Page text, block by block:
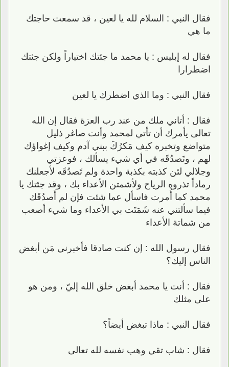
فقال النبي : السلام لله يا لعين ، قد سمعت حاجتك
ما هي
فقال له إبليس : يا محمد ما جئتك اختياراً ولكن جئتك
اضطرارا
فقال النبي : وما الذي اضطرك يا لعين
فقال : أتاني ملك من عند رب العزة فقال إن الله
تعالى يأمرك أن تأتي لمحمد وأنت صاغر ذليل
متواضع وتخبره كيف مَكرُكَ ببني آدم وكيف إغواؤك
لهم ، وتَصدُقَه في أي شيء يسألك ، فوعزتي
وجلالي لئن كذبته بكذبة واحدة ولم تَصدُقَه لأجعلنك
رماداً تذروه الرياح ولأشمتن الأعداء بك ، وقد جئتك يا
محمد كما أُمرت فاسأل عما شئت فإن لم أَصدُقَك
فيما سألتني عنه شَمَتَت بي الأعداء وما شيء أصعب
من شماتة الأعداء
فقال رسول الله : إن كنت صادقا فأخبرني مَن أبغض
الناس إليك؟
فقال : أنت يا محمد أبغض خلق الله إليّ ، ومن هو
على مثلك
فقال النبي : ماذا تبغض أيضاً؟
فقال : شاب تقي وهب نفسه لله تعالى